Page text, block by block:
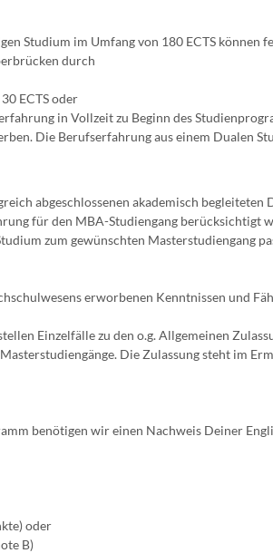
Studium im Umfang von 180 ECTS können
durch
ECTS oder
in Vollzeit zu Beginn des
Die Berufserfahrung aus einem Dualen
abgeschlossenen akademisch begleiteten
für den MBA-Studiengang berücksichtigt
zum gewünschten Masterstudiengang
erworbenen Kenntnissen und
Einzelfälle zu den o.g. Allgemeinen
Die Zulassung steht im
benötigen wir einen Nachweis Deiner
oder
B)